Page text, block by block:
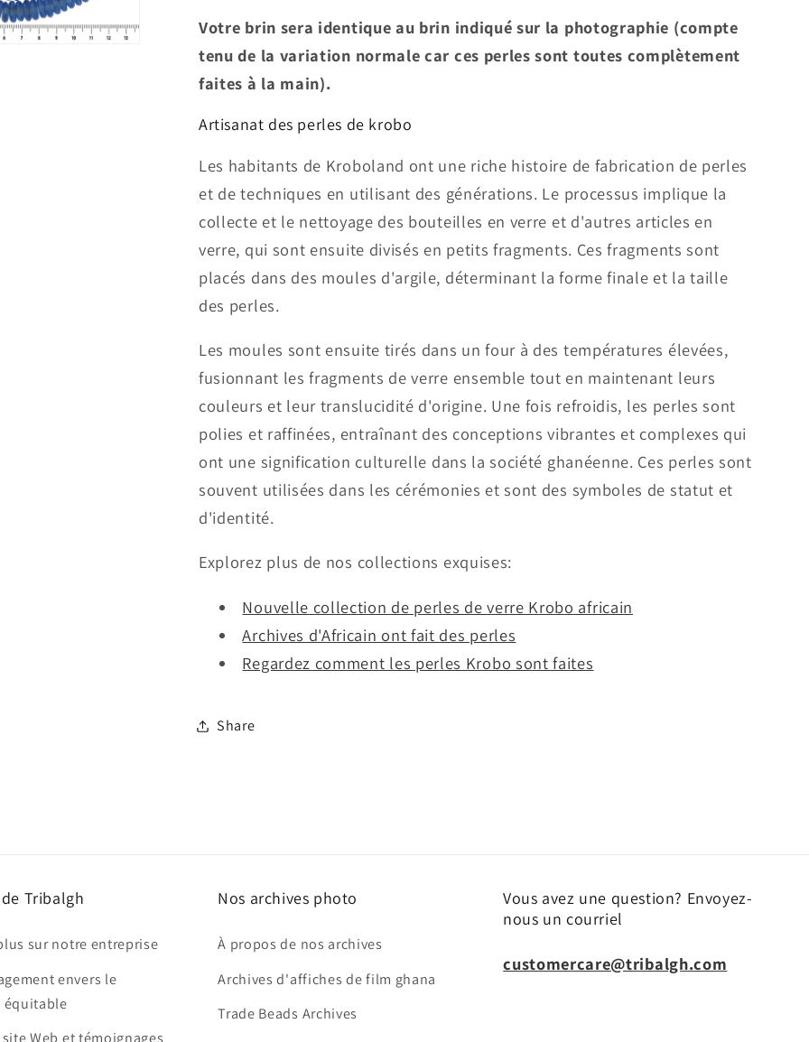
Votre brin sera identique au brin indiqué sur la photographie (compte
tenu de la variation normale car ces perles sont toutes complètement
faites à la main).
Artisanat des perles de krobo
Les habitants de Kroboland ont une riche histoire de fabrication de perles
et de techniques en utilisant des générations. Le processus implique la
collecte et le nettoyage des bouteilles en verre et d'autres articles en
verre, qui sont ensuite divisés en petits fragments. Ces fragments sont
placés dans des moules d'argile, déterminant la forme finale et la taille
des perles.
Les moules sont ensuite tirés dans un four à des températures élevées,
fusionnant les fragments de verre ensemble tout en maintenant leurs
couleurs et leur translucidité d'origine. Une fois refroidis, les perles sont
polies et raffinées, entraînant des conceptions vibrantes et complexes qui
ont une signification culturelle dans la société ghanéenne. Ces perles sont
souvent utilisées dans les cérémonies et sont des symboles de statut et
d'identité.
Explorez plus de nos collections exquises:
Nouvelle collection de perles de verre Krobo africain
Archives d'Africain ont fait des perles
Regardez comment les perles Krobo sont faites
Share
Tribalgh
sur notre entreprise
envers le
équitable
Nos archives photo
À propos de nos archives
Archives d'affiches de film ghana
Trade Beads Archives
Vous avez une question? Envoyez-
nous un courriel
customercare@tribalgh.com